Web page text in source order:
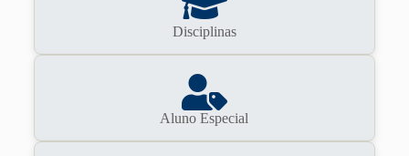
Disciplinas
Aluno Especial